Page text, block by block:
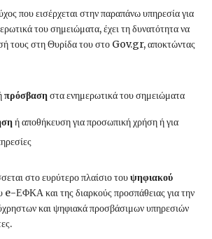
που εισέρχεται στην παραπάνω υπηρεσία για
του σημειώματα, έχει τη δυνατότητα να
τους στη Θυρίδα του στο Gov.gr, αποκτώντας
πρόσβασηστα ενημερωτικά του σημειώματα
ή αποθήκευση για προσωπική χρήση ή για
στο ευρύτερο πλαίσιο τουψηφιακού
e-ΕΦΚΑ και της διαρκούς προσπάθειας για την
και ψηφιακά προσβάσιμων υπηρεσιών